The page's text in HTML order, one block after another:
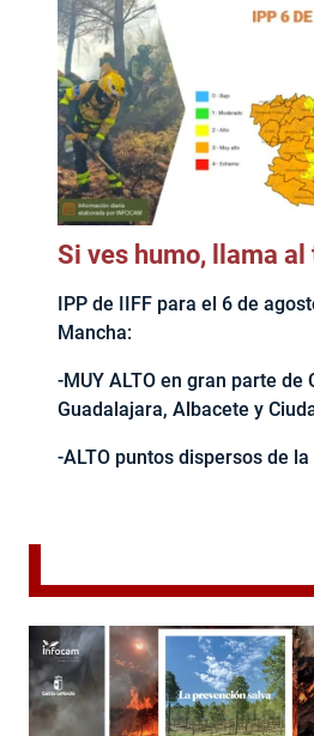
Si ves humo, llama
IPP de IIFF para el 6 de
Mancha:
-MUY ALTO en gran parte de
Guadalajara, Albacete y
-ALTO puntos dispersos de